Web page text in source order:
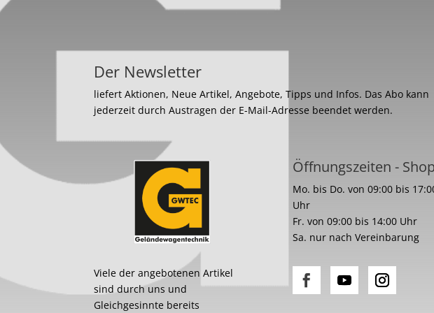
Der Newsletter
liefert Aktionen, Neue Artikel, Angebote, Tipps und Infos. Das Abo kann
jederzeit durch Austragen der E-Mail-Adresse beendet werden.
Viele der angebotenen Artikel
sind durch uns und
Gleichgesinnte bereits
Öffnungszeiten - Shop
Mo. bis Do. von 09:00 bis
Uhr
Fr. von 09:00 bis 14:00 Uhr
Sa. nur nach Vereinbarung